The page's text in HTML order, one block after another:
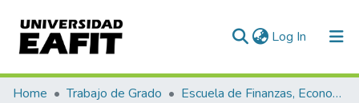
Log In (current)
Communities & Collections
Home Trabajo de Grado
Escuela de Finanzas, Economía y Gobierno